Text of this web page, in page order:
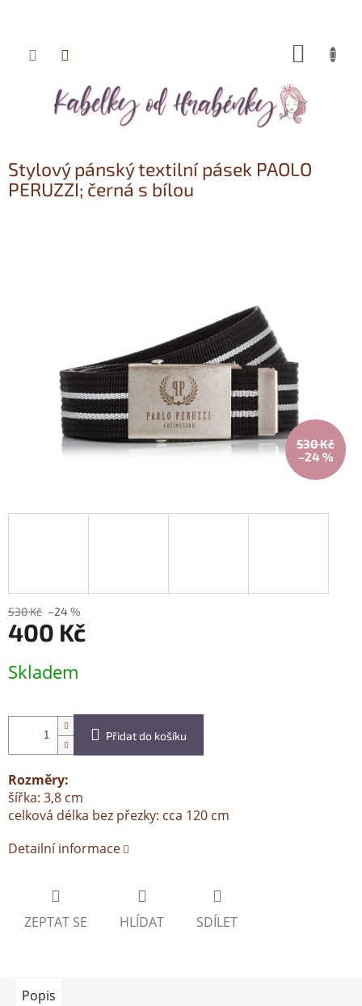
Přejít
Stylový pánský textilní pásek PAOLO
PERUZZI; černá s bílou
530 Kč
–24 %
530 Kč –24 %
400 Kč
cena:
Skladem
Přidat do košíku
Rozměry:
šířka: 3,8 cm
celková délka bez přezky: cca 120 cm
Detailní informace
ZEPTAT SE HLÍDAT SDÍLET
Popis